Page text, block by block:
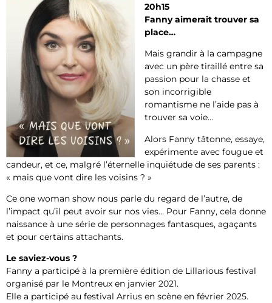
20h15
Fanny aimerait trouver sa
place…
Mais grandir à la campagne
avec un père tiraillé entre sa
passion pour la chasse et
son incorrigible
romantisme ne l’aide pas à
trouver sa voie…
Alors Fanny tâtonne, essaye,
expérimente avec fougue et
candeur, et ce, malgré l’éternelle inquiétude de ses parents :
« mais que vont dire les voisins ? »
Ce one woman show nous parle du regard de l’autre, de
l’impact qu’il peut avoir sur nos vies… Pour Fanny, cela donne
naissance à une série de personnages fantasques, agaçants
et pour certains attachants.
Le saviez-vous ?
Fanny a participé à la première édition de Lillarious festival
organisé par le Montreux en janvier 2021.
Elle a participé au festival Arrius en scène en février 2025.